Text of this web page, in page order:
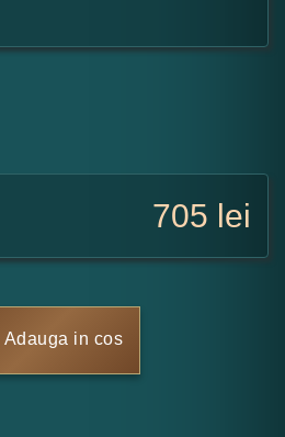
705 lei
Adauga in cos